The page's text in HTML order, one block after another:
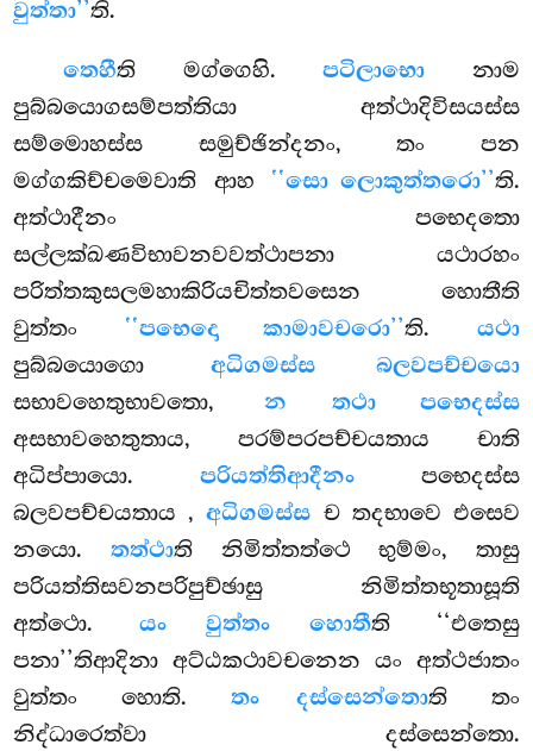
වුත්තා’’ති.
තෙහීති මග්ගෙහි.පටිලාභො නාම
පුබ්බයොගසම්පත්තියා අත්ථාදිවිසයස්ස
සම්මොහස්ස සමුච්ඡින්දනං, තං පන
මග්ගකිච්චමෙවාති ආහ ‘‘සො ලොකුත්තරො’’ති.
අත්ථාදීනං පභෙදතො
සල්ලක්ඛණවිභාවනවවත්ථාපනා යථාරහං
පරිත්තකුසලමහාකිරියචිත්තවසෙන හොතීති
වුත්තං ‘‘පභෙදො කාමාවචරො’’ති. යථා
පුබ්බයොගො අධිගමස්ස බලවපච්චයො
සභාවහෙතුභාවතො,න තථා පභෙදස්ස
අසභාවහෙතුතාය, පරම්පරපච්චයතාය චාති
අධිප්පායො. පරියත්තිආදීනං පභෙදස්ස
බලවපච්චයතාය,අධිගමස්ස ච තදභාවෙ එසෙව
නයො. තත්ථාති නිමිත්තත්ථෙ භුම්මං, තාසු
පරියත්තිසවනපරිපුච්ඡාසු නිමිත්තභූතාසූති
අත්ථො. යං වුත්තං හොතීති ‘‘එතෙසු
පනා’’තිආදිනා අට්ඨකථාවචනෙන යං අත්ථජාතං
වුත්තං හොති. තං දස්සෙන්තොති තං
නිද්ධාරෙත්වා දස්සෙන්තො.